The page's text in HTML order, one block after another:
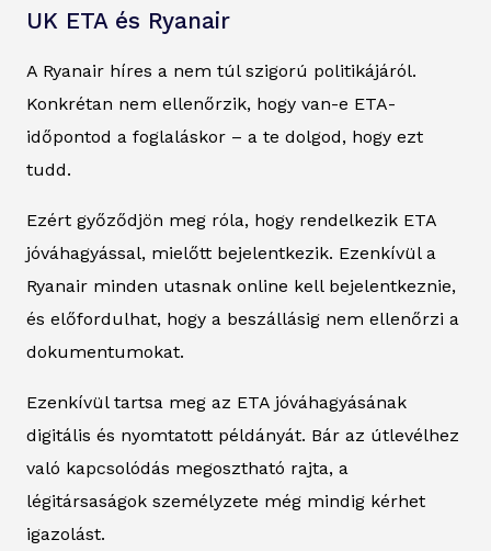
UK ETA és Ryanair
A Ryanair híres a nem túl szigorú politikájáról.
Konkrétan nem ellenőrzik, hogy van-e ETA-
időpontod a foglaláskor – a te dolgod, hogy ezt
tudd.
Ezért győződjön meg róla, hogy rendelkezik ETA
jóváhagyással, mielőtt bejelentkezik. Ezenkívül a
Ryanair minden utasnak online kell bejelentkeznie,
és előfordulhat, hogy a beszállásig nem ellenőrzi a
dokumentumokat.
Ezenkívül tartsa meg az ETA jóváhagyásának
digitális és nyomtatott példányát. Bár az útlevélhez
való kapcsolódás megosztható rajta, a
légitársaságok személyzete még mindig kérhet
igazolást.